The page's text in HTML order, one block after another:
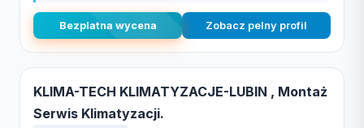
Bezplatna wycena Zobacz pelny profil
KLIMA-TECH KLIMATYZACJE-LUBIN , Montaż
Serwis Klimatyzacji.